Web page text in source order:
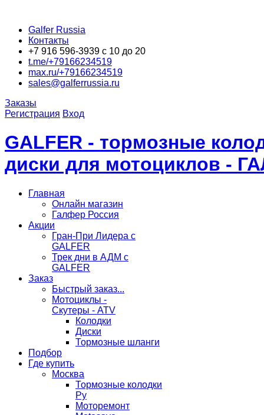
Galfer Russia
Контакты
+7 916 596-3939 с 10 до 20
t.me/+79166234519
max.ru/+79166234519
sales@galferrussia.ru
Заказы
Регистрация Вход
GALFER - тормозные
диски для мотоциклов -
Главная
Онлайн магазин
Галфер Россия
Акции
Гран-При Лидера c
GALFER
Трек дни в АДМ с
GALFER
Заказ
Быстрый заказ...
Мотоциклы -
Скутеры - ATV
Колодки
Диски
Тормозные шланги
Подбор
Где купить
Москва
Тормозные колодки
Ру
Моторемонт